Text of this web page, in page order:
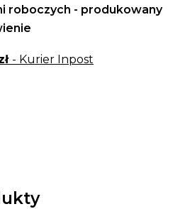
roboczych - produkowany
- Kurier Inpost